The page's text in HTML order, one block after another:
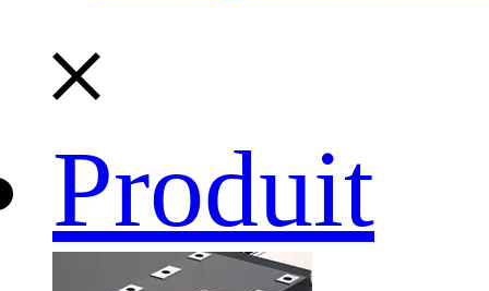
Produit